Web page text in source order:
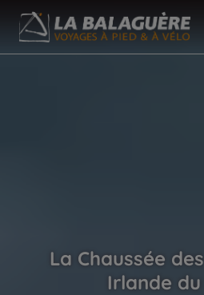
La Chaussée
Irlande